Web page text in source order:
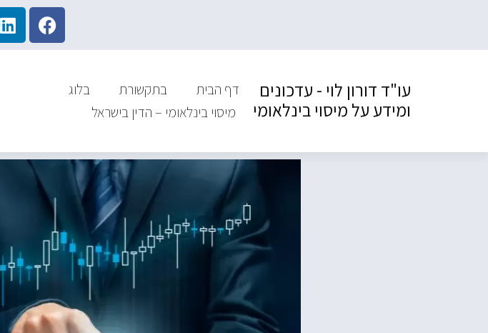
עו"ד דורון לוי - עדכונים
ומידע על מיסוי בינלאומי
דף הבית בתקשורת
בלוג
מיסוי בינלאומי – הדין בישראל